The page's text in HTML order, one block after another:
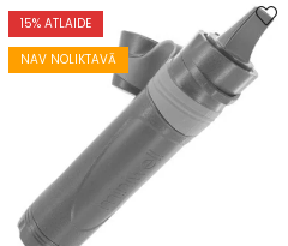
15% ATLAIDE
NAV NOLIKTAVĀ